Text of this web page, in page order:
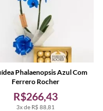
3x de R$ 88,81
R$266,43
Phalaenopsis Azul Com
Ferrero Rocher